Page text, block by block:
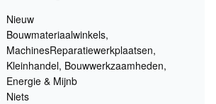
Nieuw
Bouwmateriaalwinkels,
MachinesReparatiewerkplaatsen,
Kleinhandel, Bouwwerkzaamheden,
Energie & Mijnb
Niets